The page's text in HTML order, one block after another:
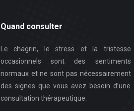
Quand consulter
Le chagrin, le stress et la tristesse
occasionnels sont des sentiments
normaux et ne sont pas nécessairement
des signes que vous avez besoin d’une
consultation thérapeutique.